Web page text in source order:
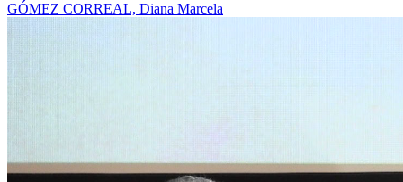
GÓMEZ CORREAL, Diana Marcela